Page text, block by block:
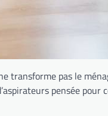
transforme pas le
pensée